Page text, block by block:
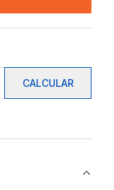
CALCULAR